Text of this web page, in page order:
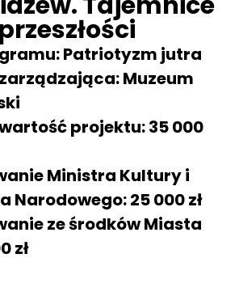
Patriotyzm jutra
Muzeum
projektu: 35 000
Ministra Kultury i
Narodowego: 25 000 zł
ze środków Miasta
zł